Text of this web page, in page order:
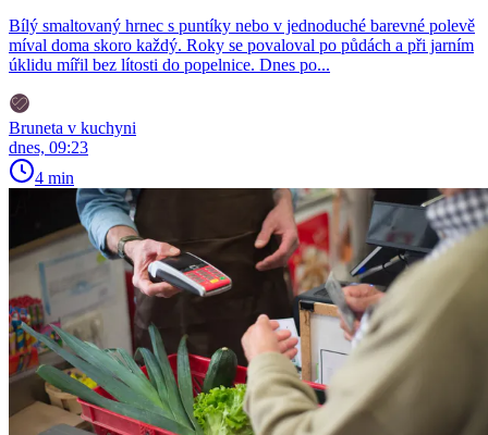
Bílý smaltovaný hrnec s puntíky nebo v jednoduché barevné polevě
míval doma skoro každý. Roky se povaloval po půdách a při jarním
úklidu mířil bez lítosti do popelnice. Dnes po...
Bruneta v kuchyni
dnes, 09:23
4 min